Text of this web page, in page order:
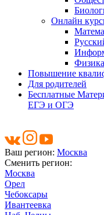
Онлайн
Физика
Повышение
Для родителей
Бесплатные
ЕГЭ и ОГЭ
Ваш регион: Москва
Сменить регион:
Москва
Орел
Чебоксары
Ивантеевка